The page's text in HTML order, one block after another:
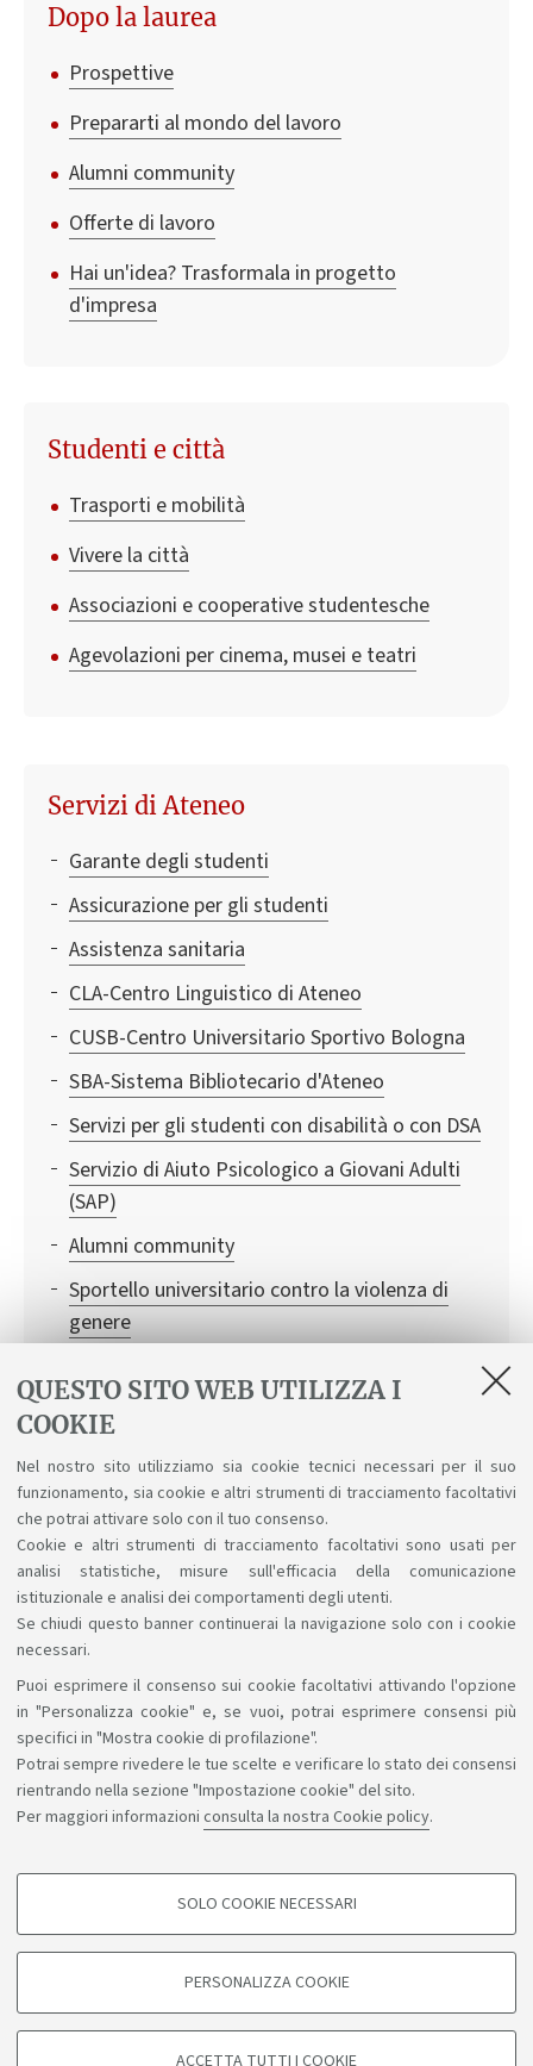
QUESTO SITO WEB UTILIZZA I
COOKIE
Nel nostro sito utilizziamo sia cookie tecnici necessari per il suo
funzionamento, sia cookie e altri strumenti di tracciamento facoltativi
che potrai attivare solo con il tuo consenso.
Cookie e altri strumenti di tracciamento facoltativi sono usati per
analisi statistiche, misure sull'efficacia della comunicazione
istituzionale e analisi dei comportamenti degli utenti.
Se chiudi questo banner continuerai la navigazione solo con i cookie
necessari.
Puoi esprimere il consenso sui cookie facoltativi attivando l'opzione
in "Personalizza cookie" e, se vuoi, potrai esprimere consensi più
specifici in "Mostra cookie di profilazione".
Potrai sempre rivedere le tue scelte e verificare lo stato dei consensi
rientrando nella sezione "Impostazione cookie" del sito.
Per maggiori informazioni consulta la nostra Cookie policy.
COOKIE DI PROFILAZIONE - FACOLTATIVI
degli utenti, creare profili in base al loro comportamento sul sito, per analisi
di marketing.
SOLO COOKIE NECESSARI
PERSONALIZZA COOKIE
ACCETTA TUTTI I COOKIE
Dopo la laurea
Prospettive
Prepararti al mondo del lavoro
Alumni community
Offerte di lavoro
Hai un'idea? Trasformala in progetto
d'impresa
Studenti e città
Trasporti e mobilità
Vivere la città
Associazioni e cooperative studentesche
Agevolazioni per cinema, musei e teatri
Servizi di Ateneo
Garante degli studenti
Assicurazione per gli studenti
Assistenza sanitaria
CLA-Centro Linguistico di Ateneo
CUSB-Centro Universitario Sportivo Bologna
SBA-Sistema Bibliotecario d'Ateneo
Servizi per gli studenti con disabilità o con DSA
Servizio di Aiuto Psicologico a Giovani Adulti
(SAP)
Alumni community
Sportello universitario contro la violenza di
genere
SMA- Sistema Museale d'Ateneo
Consigliera di Fiducia: un aiuto in caso di
discriminazioni, molestie sessuali e
psicologiche
Sosteniamo il diritto alla conoscenza
Seguici su:
Bologna - Via Zamboni, 33 - 40126 Bologna - PI: 01131710376 -
CF: 80007010376
Note legali Informazioni sul sito e accessibilità